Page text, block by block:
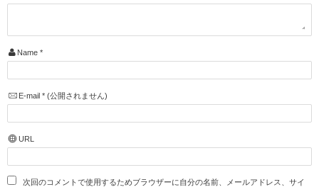
Name *
E-mail *(公開されません)
URL
次回のコメントで使用するためブラウザーに自分の名前、メールアドレス、サイ